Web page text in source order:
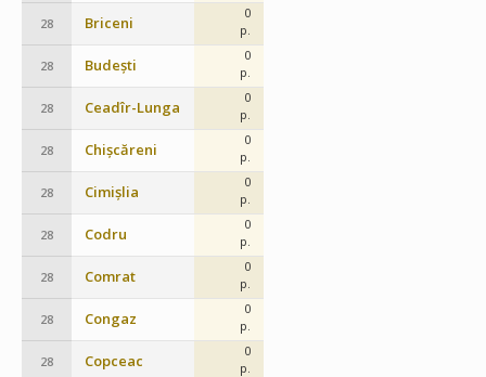
28 Briceni
0
p.
28 Budești
0
p.
28 Ceadîr-Lunga
0
p.
28 Chișcăreni
0
p.
28 Cimișlia
0
p.
28 Codru
0
p.
28 Comrat
0
p.
28 Congaz
0
p.
28 Copceac
0
p.